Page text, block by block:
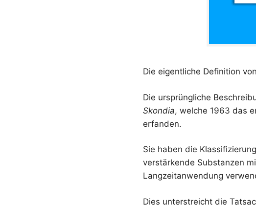
Die eigentliche Definition
Die ursprüngliche
Skondia, welche 1963 das
erfanden.
Sie haben die
verstärkende Substanzen
Langzeitanwendung
Dies unterstreicht die